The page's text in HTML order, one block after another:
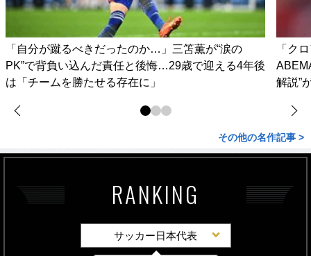
「自分が蹴るべきだったのか…」三笘薫が“涙の
PK”で背負い込んだ責任と後悔…29歳で迎える4年後
は「チームを勝たせる存在に」
「ク
解説”
その他の名作記事 >
RANKING
サッカー日本代表